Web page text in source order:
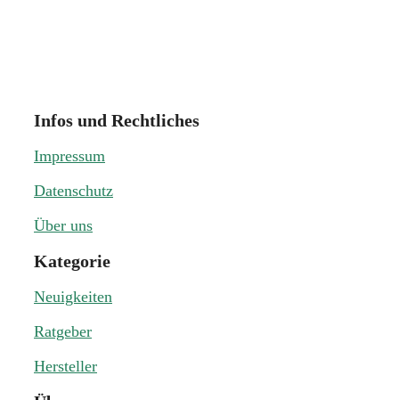
Infos und Rechtliches
Impressum
Datenschutz
Über uns
Kategorie
Neuigkeiten
Ratgeber
Hersteller